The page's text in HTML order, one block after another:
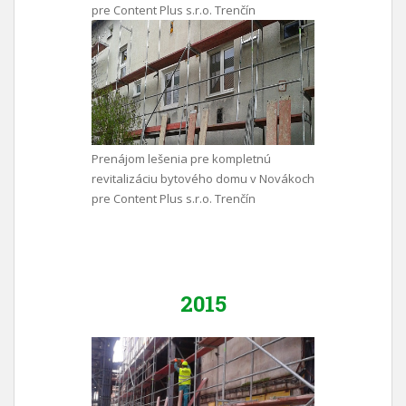
pre Content Plus s.r.o. Trenčín
Prenájom lešenia pre kompletnú
revitalizáciu bytového domu v Novákoch
pre Content Plus s.r.o. Trenčín
2015